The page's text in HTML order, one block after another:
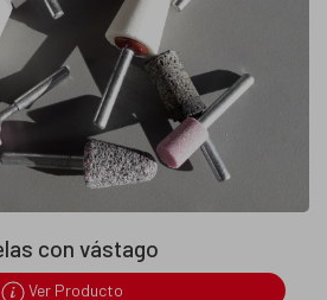
con vástago
Ver Producto